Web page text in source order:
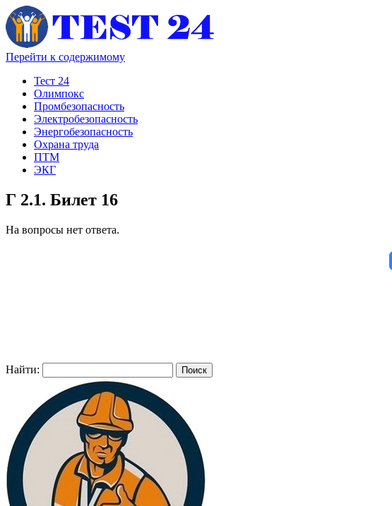
Перейти к содержимому
Тест 24
Олимпокс
Промбезопасность
Электробезопасность
Энергобезопасность
Охрана труда
ПТМ
ЭКГ
Г 2.1. Билет 16
На вопросы нет ответа.
Найти: